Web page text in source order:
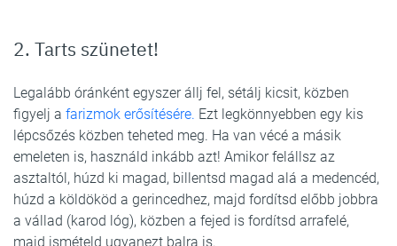
2. Tarts szünetet!
Legalább óránként egyszer állj fel, sétálj kicsit, közben
figyelj a farizmok erősítésére. Ezt legkönnyebben egy kis
lépcsőzés közben teheted meg. Ha van vécé a másik
emeleten is, használd inkább azt! Amikor felállsz az
asztaltól, húzd ki magad, billentsd magad alá a medencéd,
húzd a köldököd a gerincedhez, majd fordítsd előbb jobbra
a vállad (karod lóg), közben a fejed is fordítsd arrafelé,
majd ismételd ugyanezt balra is.